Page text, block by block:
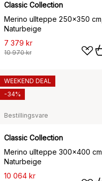
Classic Collection
Merino ullteppe 250x350 cm,
Naturbeige
7 379 kr
10 970 kr
Bestillingsvare
Classic Collection
Merino ullteppe 300x400 cm,
Naturbeige
10 064 kr
WEEKEND DEAL
-34%